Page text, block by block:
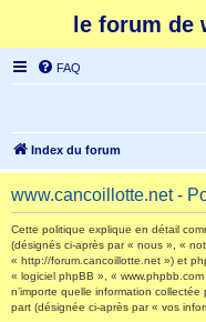
le forum de
FAQ
Index du forum
www.cancoillotte.net -
Cette politique explique en détail
(désignés ci-après par « nous », «
« http://forum.cancoillotte.net ») et
« logiciel phpBB », «
n’importe quelle information
part (désignée ci-après par « vos